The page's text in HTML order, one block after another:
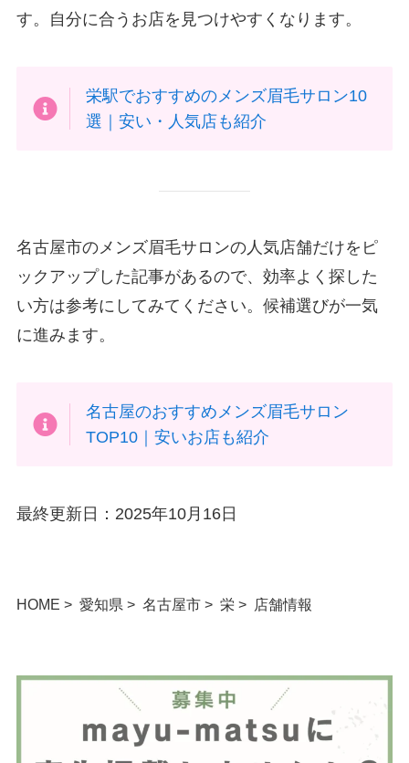
す。自分に合うお店を見つけやすくなります。
栄駅でおすすめのメンズ眉毛サロン10
選｜安い・人気店も紹介
名古屋市のメンズ眉毛サロンの人気店舗だけをピ
ックアップした記事があるので、効率よく探した
い方は参考にしてみてください。候補選びが一気
に進みます。
名古屋のおすすめメンズ眉毛サロン
TOP10｜安いお店も紹介
最終更新日：2025年10月16日
HOME 愛知県 名古屋市 栄 店舗情報